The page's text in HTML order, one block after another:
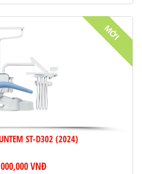
MỚI
ST-D302 (2024)
VNĐ